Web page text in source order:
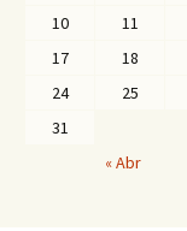
10
11
17
18
24
25
31
« Abr